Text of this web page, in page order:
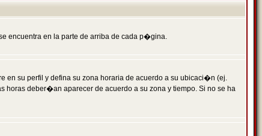
encuentra en la parte de arriba de cada p�gina.
en su perfil y defina su zona horaria de acuerdo a su ubicaci�n (ej.
horas deber�an aparecer de acuerdo a su zona y tiempo. Si no se ha